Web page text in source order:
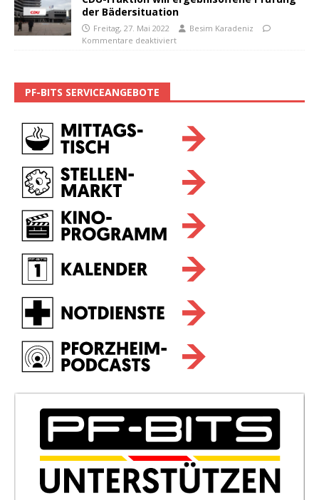
der Bädersituation
Freitag, 27. Mai 2022
Besim Karadeniz
Kommentare deaktiviert
PF-BITS SERVICEANGEBOTE